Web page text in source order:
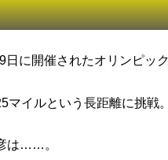
日に開催されたオリンピッ
イルという長距離に挑戦。
は……。